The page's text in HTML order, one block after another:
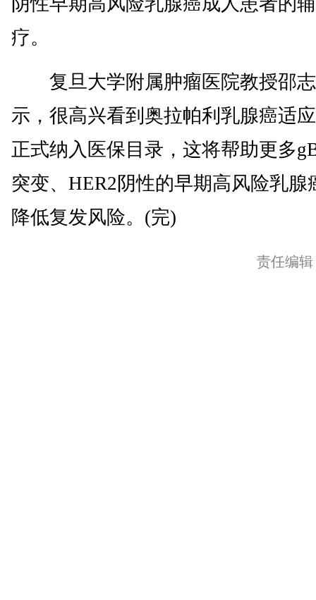
疗。
复旦大学附属肿瘤医院教授邵
示，很高兴看到奥拉帕利乳腺癌适
正式纳入医保目录，这将帮助更多
突变、HER2阴性的早期高风险乳腺
降低复发风险。(完)
责任编